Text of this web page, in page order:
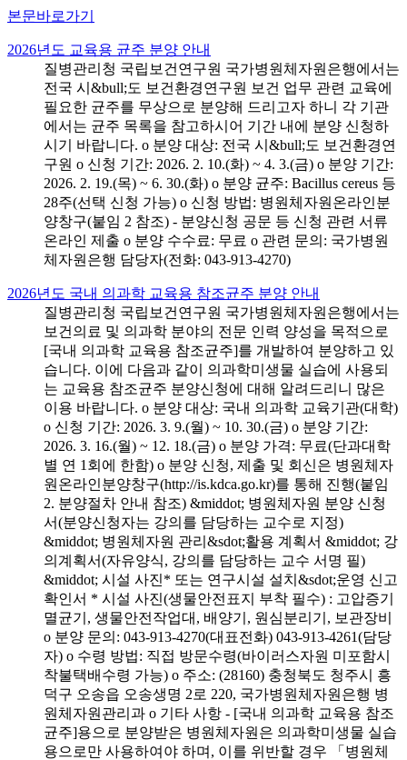
본문바로가기
2026년도 교육용 균주 분양 안내
질병관리청 국립보건연구원 국가병원체자원은행에서는
전국 시&bull;도 보건환경연구원 보건 업무 관련 교육에
필요한 균주를 무상으로 분양해 드리고자 하니 각 기관
에서는 균주 목록을 참고하시어 기간 내에 분양 신청하
시기 바랍니다. o 분양 대상: 전국 시&bull;도 보건환경연
구원 o 신청 기간: 2026. 2. 10.(화) ~ 4. 3.(금) o 분양 기간:
2026. 2. 19.(목) ~ 6. 30.(화) o 분양 균주: Bacillus cereus 등
28주(선택 신청 가능) o 신청 방법: 병원체자원온라인분
양창구(붙임 2 참조) - 분양신청 공문 등 신청 관련 서류
온라인 제출 o 분양 수수료: 무료 o 관련 문의: 국가병원
체자원은행 담당자(전화: 043-913-4270)
2026년도 국내 의과학 교육용 참조균주 분양 안내
질병관리청 국립보건연구원 국가병원체자원은행에서는
보건의료 및 의과학 분야의 전문 인력 양성을 목적으로
[국내 의과학 교육용 참조균주]를 개발하여 분양하고 있
습니다. 이에 다음과 같이 의과학미생물 실습에 사용되
는 교육용 참조균주 분양신청에 대해 알려드리니 많은
이용 바랍니다. o 분양 대상: 국내 의과학 교육기관(대학)
o 신청 기간: 2026. 3. 9.(월) ~ 10. 30.(금) o 분양 기간:
2026. 3. 16.(월) ~ 12. 18.(금) o 분양 가격: 무료(단과대학
별 연 1회에 한함) o 분양 신청, 제출 및 회신은 병원체자
원온라인분양창구(http://is.kdca.go.kr)를 통해 진행(붙임
2. 분양절차 안내 참조) &middot; 병원체자원 분양 신청
서(분양신청자는 강의를 담당하는 교수로 지정)
&middot; 병원체자원 관리&sdot;활용 계획서 &middot; 강
의계획서(자유양식, 강의를 담당하는 교수 서명 필)
&middot; 시설 사진* 또는 연구시설 설치&sdot;운영 신고
확인서 * 시설 사진(생물안전표지 부착 필수) : 고압증기
멸균기, 생물안전작업대, 배양기, 원심분리기, 보관장비
o 분양 문의: 043-913-4270(대표전화) 043-913-4261(담당
자) o 수령 방법: 직접 방문수령(바이러스자원 미포함시
착불택배수령 가능) o 주소: (28160) 충청북도 청주시 흥
덕구 오송읍 오송생명 2로 220, 국가병원체자원은행 병
원체자원관리과 o 기타 사항 - [국내 의과학 교육용 참조
균주]용으로 분양받은 병원체자원은 의과학미생물 실습
용으로만 사용하여야 하며, 이를 위반할 경우 「병원체